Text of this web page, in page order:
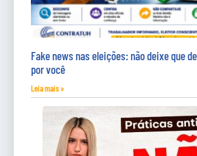
Fake news nas eleições: não deixe que
por você
Leia mais »